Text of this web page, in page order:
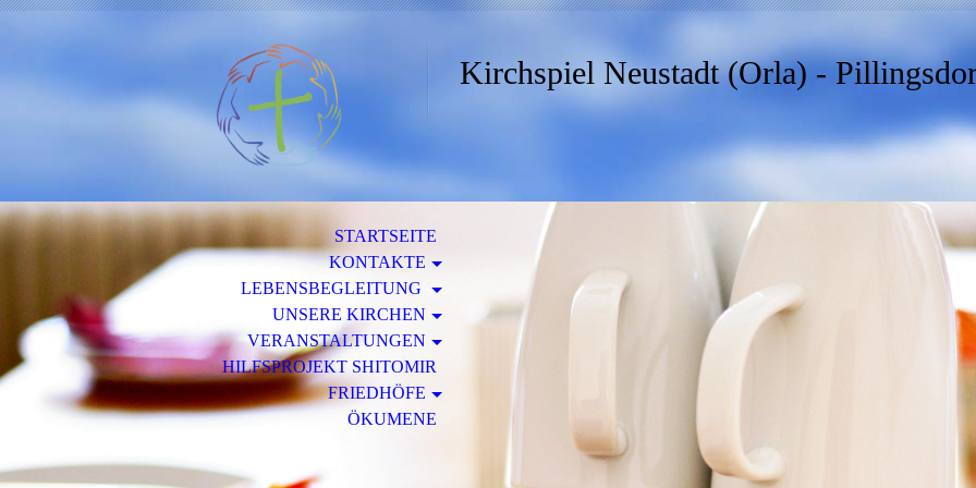
Kirchspiel Neustadt (Orla) -
STARTSEITE
KONTAKTE
LEBENSBEGLEITUNG
UNSERE KIRCHEN
VERANSTALTUNGEN
HILFSPROJEKT SHITOMIR
FRIEDHÖFE
ÖKUMENE